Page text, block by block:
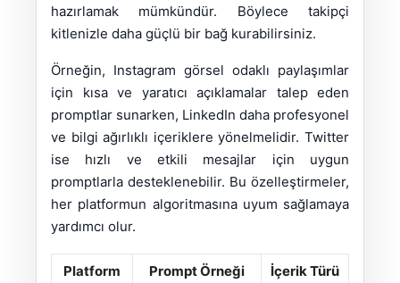
hazırlamak mümkündür. Böylece takipçi
kitlenizle daha güçlü bir bağ kurabilirsiniz.
Örneğin, Instagram görsel odaklı paylaşımlar
için kısa ve yaratıcı açıklamalar talep eden
promptlar sunarken, LinkedIn daha profesyonel
ve bilgi ağırlıklı içeriklere yönelmelidir. Twitter
ise hızlı ve etkili mesajlar için uygun
promptlarla desteklenebilir. Bu özelleştirmeler,
her platformun algoritmasına uyum sağlamaya
yardımcı olur.
Platform Prompt Örneği İçerik Türü